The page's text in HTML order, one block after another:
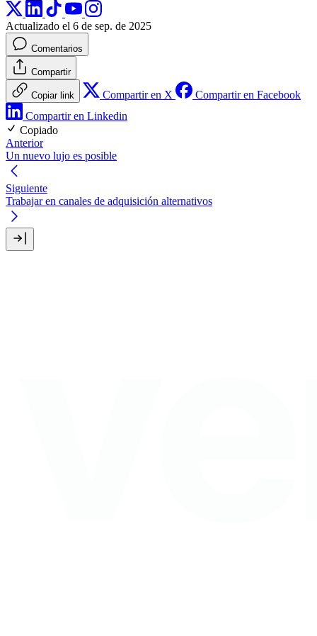
Actualizado el 6 de sep. de 2025
Comentarios
Compartir
Copiar link Compartir en X
Compartir en Facebook
Compartir en Linkedin
Copiado
Anterior
Un nuevo lujo es posible
Siguiente
Trabajar en canales de adquisición alternativos